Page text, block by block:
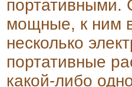
портативными.
мощные, к ним
несколько
портативные
какой-либо